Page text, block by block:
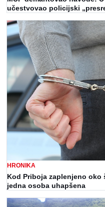
učestvovao policijski
HRONIKA
Kod Priboja zaplenjeno oko
jedna osoba uhapšena